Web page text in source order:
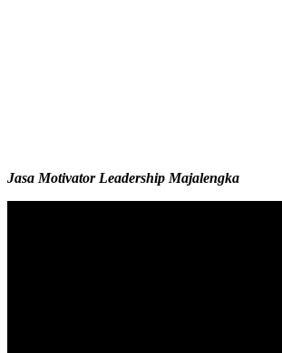
Jasa Motivator Leadership Majalengka